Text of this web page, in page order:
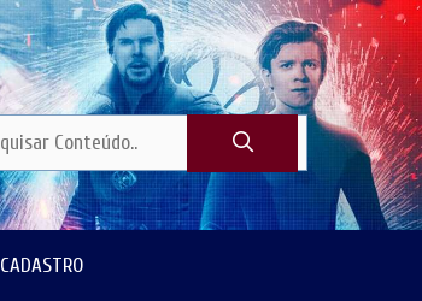
CADASTRO